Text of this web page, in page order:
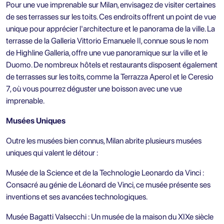
Pour une vue imprenable sur Milan, envisagez de visiter certaines
de ses terrasses sur les toits. Ces endroits offrent un point de vue
unique pour apprécier l'architecture et le panorama de la ville. La
terrasse de la Galleria Vittorio Emanuele II, connue sous le nom
de Highline Galleria, offre une vue panoramique sur la ville et le
Duomo. De nombreux hôtels et restaurants disposent également
de terrasses sur les toits, comme la Terrazza Aperol et le Ceresio
7, où vous pourrez déguster une boisson avec une vue
imprenable.
Musées Uniques
Outre les musées bien connus, Milan abrite plusieurs musées
uniques qui valent le détour :
Musée de la Science et de la Technologie Leonardo da Vinci :
Consacré au génie de Léonard de Vinci, ce musée présente ses
inventions et ses avancées technologiques.
Musée Bagatti Valsecchi : Un musée de la maison du XIXe siècle